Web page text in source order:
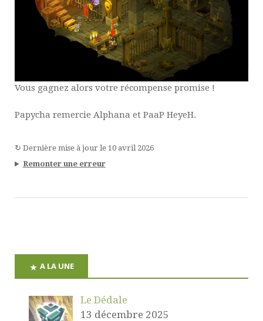
Vous gagnez alors votre récompense promise !
Papycha remercie Alphana et PaaP HeyeH.
↻ Dernière mise à jour le 10 avril 2026
Remonter une erreur
A LA UNE
Le Dédale
13 décembre 2025